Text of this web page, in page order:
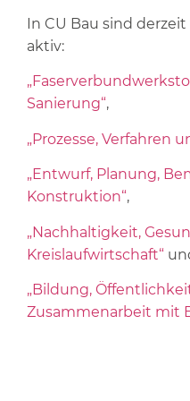
In CU Bau sind
aktiv:
Sanierung“,
„Prozesse, Verfahren
„Entwurf, Planung,
Konstruktion“,
„Nachhaltigkeit,
Kreislaufwirtschaft“
„Bildung,
Zusammenarbeit mit